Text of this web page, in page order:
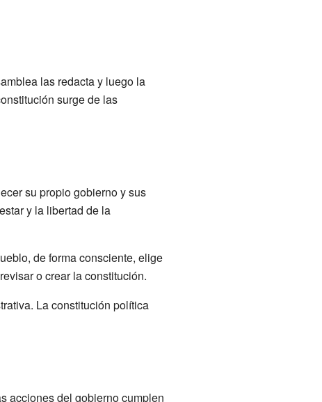
las redacta y luego la
surge de las
su propio gobierno y sus
y la libertad de la
de forma consciente, elige
o crear la constitución.
La constitución política
acciones del gobierno cumplen